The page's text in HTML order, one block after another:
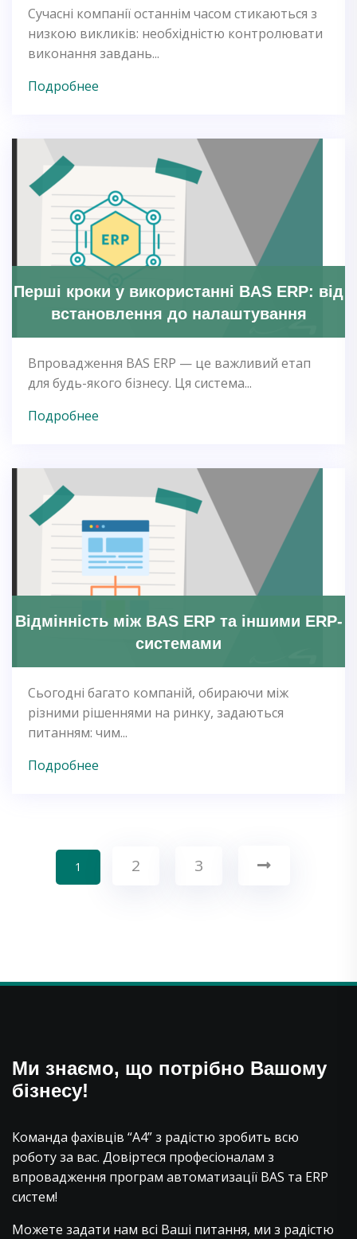
Сучасні компанії останнім часом стикаються з
низкою викликів: необхідністю контролювати
виконання завдань...
Подробнее
Перші кроки у використанні BAS ERP: від
встановлення до налаштування
Впровадження BAS ERP — це важливий етап
для будь-якого бізнесу. Ця система...
Подробнее
Відмінність між BAS ERP та іншими ERP-
системами
Сьогодні багато компаній, обираючи між
різними рішеннями на ринку, задаються
питанням: чим...
Подробнее
1 2 3
Ми знаємо, що потрібно Вашому
бізнесу!
Команда фахівців “А4” з радістю зробить всю
роботу за вас. Довіртеся професіоналам з
впровадження програм автоматизації BAS та ERP
систем!
Можете задати нам всі Ваші питання, ми з радістю